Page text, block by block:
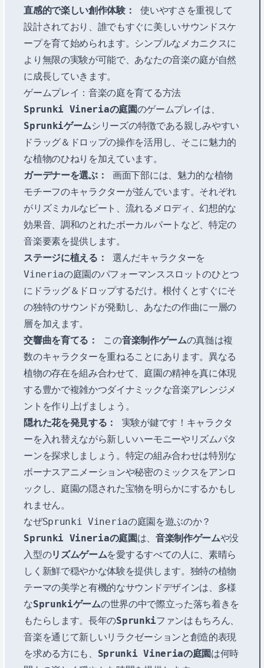
直感的で楽しい創作体験：
使いやすさを重視して
設計されており、誰でもすぐに美しいサウンドスケ
ープを育て始められます。シンプルなメカニクスに
より無限の実験が可能で、あなたの音楽の庭が自然
に成長していきます。
ゲームプレイ：音楽の庭を育てる方法
Sprunki Vineriaの庭園のゲームプレイは、
Sprunkiゲームシリーズの特徴である親しみやすい
ドラッグ＆ドロップの操作を活用し、そこに魅力的
な植物のひねりを加えています。
ガーデナーを選ぶ：
画面下部には、魅力的な植物
モチーフのキャラクターが並んでいます。それぞれ
がリズミカルなビート、流れるメロディ、幻想的な
効果音、調和のとれたボーカルパートなど、特定の
音楽要素を提供します。
ステージに植える：
選んだキャラクターを
Vineriaの庭園のパフォーマンススロットのひとつ
にドラッグ＆ドロップするだけ。根付くとすぐにそ
の独特のサウンドが発動し、あなたの作曲に一層の
層を加えます。
交響曲を育てる：
この音楽制作ゲームの真髄は複
数のキャラクターを重ねることにあります。異なる
植物の存在を組み合わせて、庭園の精神を真に体現
する豊かで複雑かつダイナミックな音楽アレンジメ
ントを作り上げましょう。
隠れた花を発見する：
実験が鍵です！キャラクタ
ーを入れ替えながら新しいハーモニーやリズムパタ
ーンを探求しましょう。特定の組み合わせは特別な
ボーナスアニメーションや秘密のミックスをアンロ
ックし、庭園の隠された宝物を明らかにするかもし
れません。
なぜSprunki Vineriaの庭園を遊ぶのか？
Sprunki Vineriaの庭園は、 音楽制作ゲームや没
入型のリズムゲームを愛するすべての人に、素晴ら
しく新鮮で穏やかな体験を提供します。独特の植物
テーマの美学と有機的なサウンドデザインは、多様
なSprunkiゲームの世界の中で際立った落ち着きを
もたらします。長年のSprunkiファンはもちろん、
音楽を通じて新しいリラクゼーションと創造的表現
を求める方にも、 Sprunki Vineriaの庭園は何時